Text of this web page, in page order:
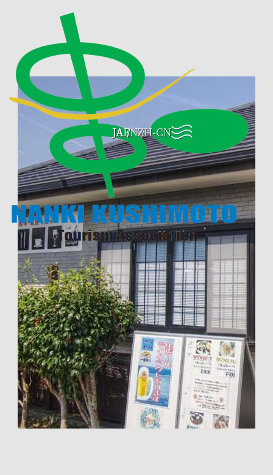
ZH-CN
EN
JA